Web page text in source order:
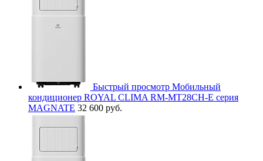
Быстрый просмотр Мобильный
кондиционер ROYAL CLIMA RM-MT28CH-E серия
MAGNATE 32 600 руб.